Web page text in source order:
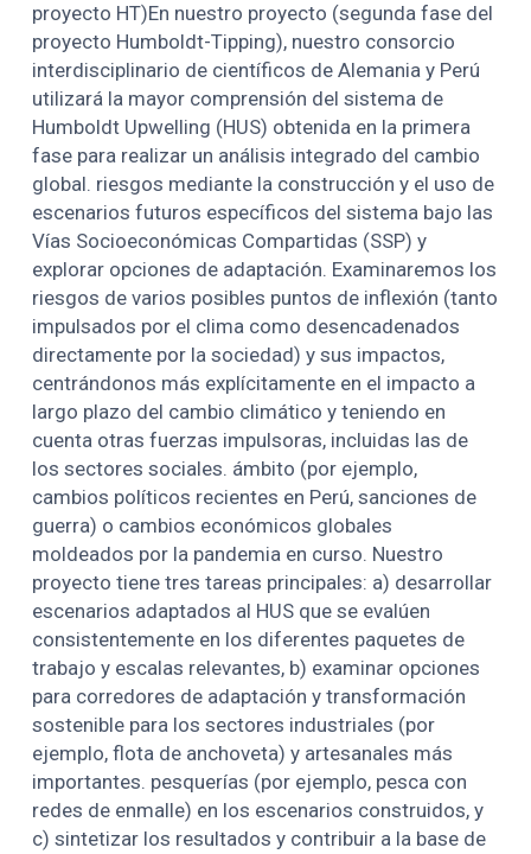
proyecto HT)En nuestro proyecto (segunda fase del
proyecto Humboldt-Tipping), nuestro consorcio
interdisciplinario de científicos de Alemania y Perú
utilizará la mayor comprensión del sistema de
Humboldt Upwelling (HUS) obtenida en la primera
fase para realizar un análisis integrado del cambio
global. riesgos mediante la construcción y el uso de
escenarios futuros específicos del sistema bajo las
Vías Socioeconómicas Compartidas (SSP) y
explorar opciones de adaptación. Examinaremos los
riesgos de varios posibles puntos de inflexión (tanto
impulsados ​​por el clima como desencadenados
directamente por la sociedad) y sus impactos,
centrándonos más explícitamente en el impacto a
largo plazo del cambio climático y teniendo en
cuenta otras fuerzas impulsoras, incluidas las de
los sectores sociales. ámbito (por ejemplo,
cambios políticos recientes en Perú, sanciones de
guerra) o cambios económicos globales
moldeados por la pandemia en curso. Nuestro
proyecto tiene tres tareas principales: a) desarrollar
escenarios adaptados al HUS que se evalúen
consistentemente en los diferentes paquetes de
trabajo y escalas relevantes, b) examinar opciones
para corredores de adaptación y transformación
sostenible para los sectores industriales (por
ejemplo, flota de anchoveta) y artesanales más
importantes. pesquerías (por ejemplo, pesca con
redes de enmalle) en los escenarios construidos, y
c) sintetizar los resultados y contribuir a la base de